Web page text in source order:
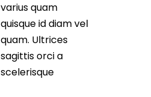
varius quam
quisque id diam vel
quam. Ultrices
sagittis orci a
scelerisque